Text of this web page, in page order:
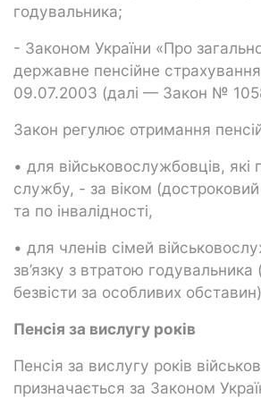
годувальника;
- Законом України «Про
державне пенсійне
09.07.2003 (далі — Закон №
Закон регулює отримання
• для військовослужбовців,
службу, - за віком
та по інвалідності,
• для членів сімей
зв’язку з втратою годувальника
безвісти за особливих
Пенсія за вислугу років
Пенсія за вислугу років
призначається за Законом